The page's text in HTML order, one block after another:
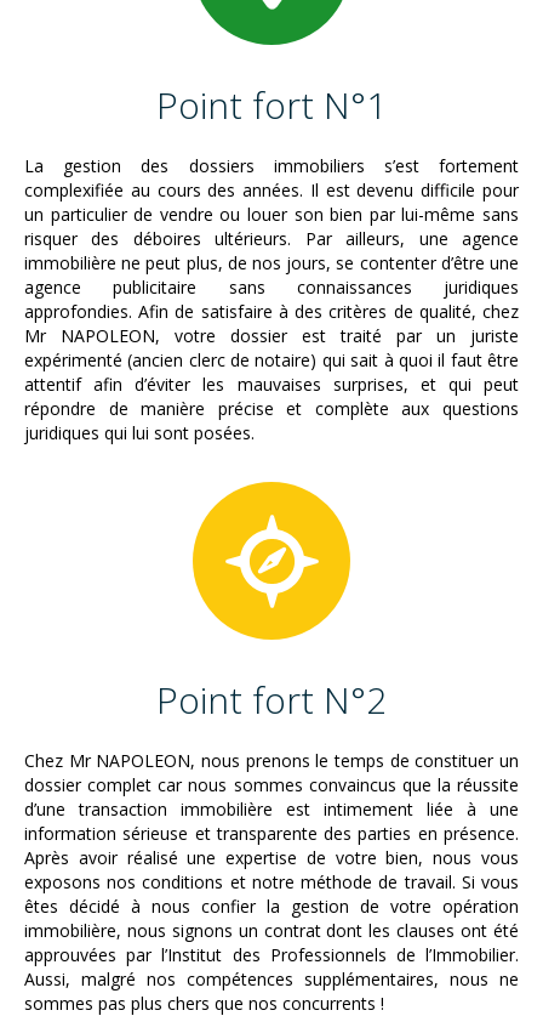
Point fort N°1
La gestion des dossiers immobiliers s’est fortement
complexifiée au cours des années. Il est devenu difficile pour
un particulier de vendre ou louer son bien par lui-même sans
risquer des déboires ultérieurs. Par ailleurs, une agence
immobilière ne peut plus, de nos jours, se contenter d’être une
agence publicitaire sans connaissances juridiques
approfondies. Afin de satisfaire à des critères de qualité, chez
Mr NAPOLEON, votre dossier est traité par un juriste
expérimenté (ancien clerc de notaire) qui sait à quoi il faut être
attentif afin d’éviter les mauvaises surprises, et qui peut
répondre de manière précise et complète aux questions
juridiques qui lui sont posées.
Point fort N°2
Chez Mr NAPOLEON, nous prenons le temps de constituer un
dossier complet car nous sommes convaincus que la réussite
d’une transaction immobilière est intimement liée à une
information sérieuse et transparente des parties en présence.
Après avoir réalisé une expertise de votre bien, nous vous
exposons nos conditions et notre méthode de travail. Si vous
êtes décidé à nous confier la gestion de votre opération
immobilière, nous signons un contrat dont les clauses ont été
approuvées par l’Institut des Professionnels de l’Immobilier.
Aussi, malgré nos compétences supplémentaires, nous ne
sommes pas plus chers que nos concurrents !